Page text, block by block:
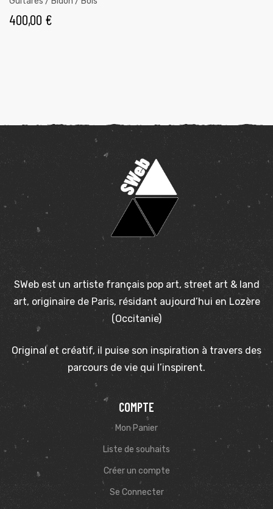
400,00 €
SWeb est un artiste français pop art, street art & land
art, originaire de Paris, résidant aujourd’hui en Lozère
(Occitanie)
Original et créatif, il puise son inspiration à travers des
parcours de vie qui l’inspirent.
COMPTE
Mon Panier
Liste de souhaits
Créer un compte
Se Connecter